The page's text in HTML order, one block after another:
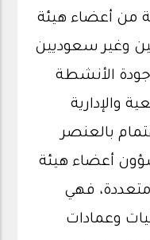
من أعضاء هيئة
وغير سعوديين
الأنشطة
والإدارية
بالعنصر
أعضاء هيئة
متعددة، فهي
وعمادات